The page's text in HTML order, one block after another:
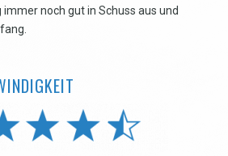
noch gut in Schuss aus und